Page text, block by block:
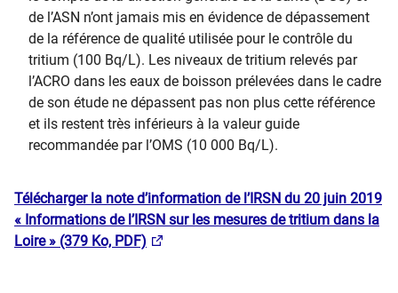
de l’ASN n’ont jamais mis en évidence de dépassement
de la référence de qualité utilisée pour le contrôle du
tritium (100 Bq/L). Les niveaux de tritium relevés par
l’ACRO dans les eaux de boisson prélevées dans le cadre
de son étude ne dépassent pas non plus cette référence
et ils restent très inférieurs à la valeur guide
recommandée par l’OMS (10 000 Bq/L).
Télécharger la note d’information de l’IRSN du 20 juin 2019
« Informations de l’IRSN sur les mesures de tritium dans la
Loire » (379 Ko, PDF)